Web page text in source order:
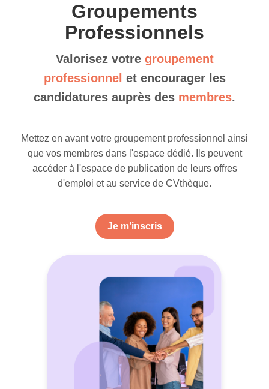
Groupements
Professionnels
Valorisez votre groupement
professionnel et encourager les
candidatures auprès des membres.
Mettez en avant votre groupement professionnel ainsi
que vos membres dans l'espace dédié. Ils peuvent
accéder à l'espace de publication de leurs offres
d'emploi et au service de CVthèque.
Je m’inscris